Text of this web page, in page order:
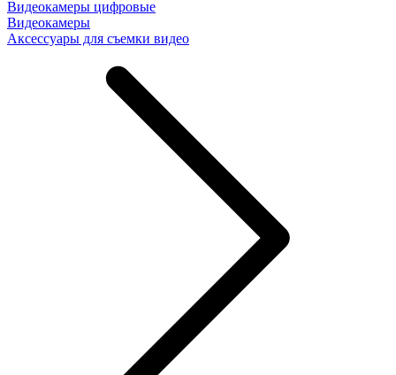
Видеокамеры цифровые
Видеокамеры
Аксессуары для съемки видео